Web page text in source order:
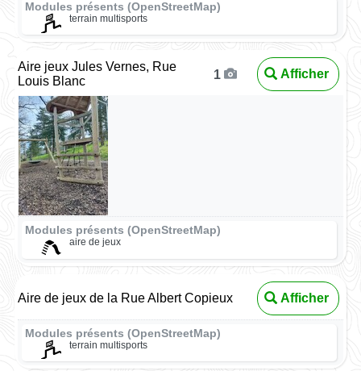
Modules présents (OpenStreetMap)
terrain multisports
Aire jeux Jules Vernes, Rue
Louis Blanc
1 Afficher
Modules présents (OpenStreetMap)
aire de jeux
Aire de jeux de la Rue Albert Copieux Afficher
Modules présents (OpenStreetMap)
terrain multisports